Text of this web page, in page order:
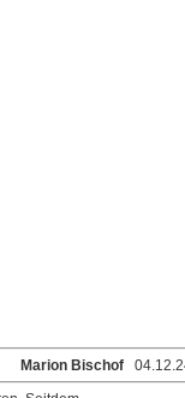
Marion Bischof